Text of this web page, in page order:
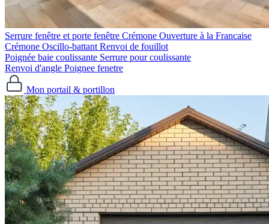
Serrure fenêtre et porte fenêtre Crémone Ouverture à la Francaise
Crémone Oscillo-battant Renvoi de fouillot
Poignée baie coulissante Serrure pour coulissante
Renvoi d'angle Poignee fenetre
Mon portail & portillon